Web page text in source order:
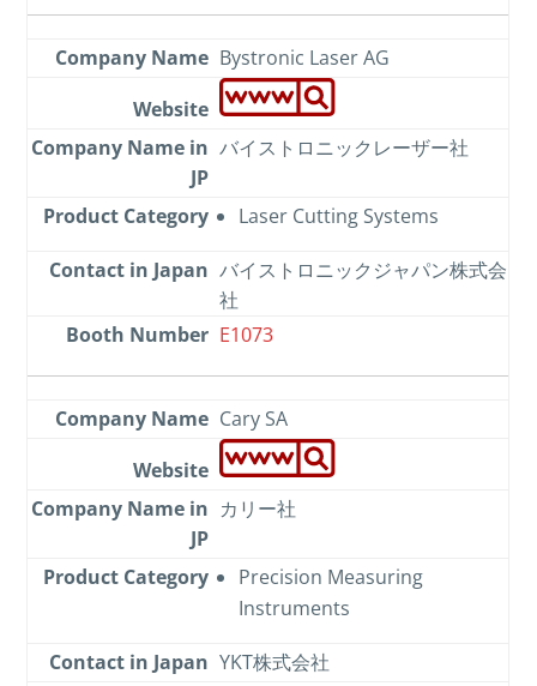
Bystronic Laser AG
バイストロニックレーザー社
Laser Cutting Systems
バイストロニックジャパン株式会
社
E1073
Cary SA
カリー社
Precision Measuring
Instruments
YKT株式会社